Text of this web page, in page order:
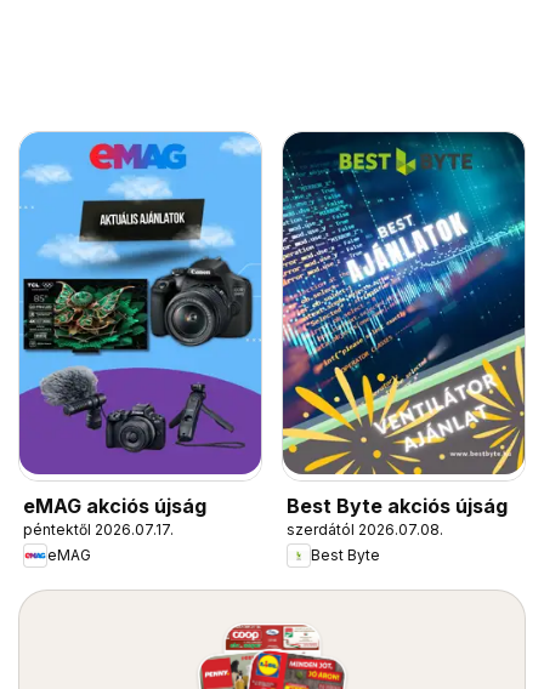
eMAG akciós újság
péntektől 2026.07.17.
eMAG
Best Byte akciós újság
szerdától 2026.07.08.
Best Byte